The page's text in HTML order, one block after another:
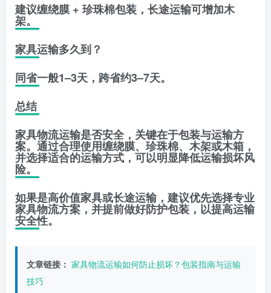
建议缠绕膜 + 珍珠棉包装，长途运输可增加木
架。
家具运输多久到？
同省一般1–3天，跨省约3–7天。
总结
家具物流运输是否安全，关键在于包装与运输方
案。通过合理使用缠绕膜、珍珠棉、木架或木箱，
并选择适合的运输方式，可以明显降低运输损坏风
险。
如果是高价值家具或长途运输，建议优先选择专业
家具物流方案，并提前做好防护包装，以提高运输
安全性。
文章链接： 家具物流运输如何防止损坏？包装指南与运输
技巧